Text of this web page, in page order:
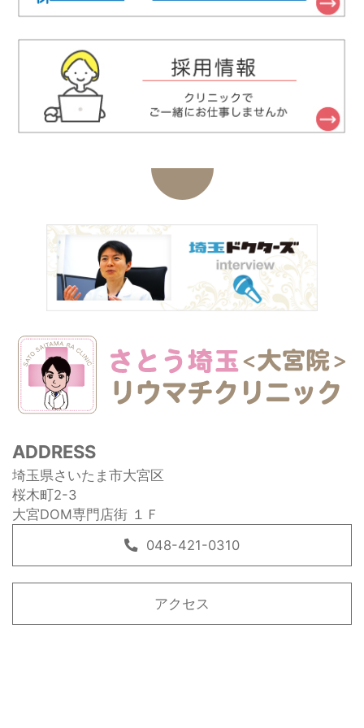
ADDRESS
埼玉県さいたま市大宮区
桜木町2-3
大宮DOM専門店街 １Ｆ
048-421-0310
アクセス